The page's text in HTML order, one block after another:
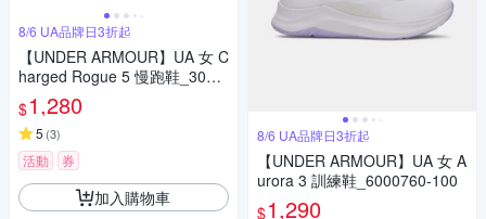
8/6 UA品牌日3折起
【UNDER ARMOUR】UA 女 C
harged Rogue 5 慢跑鞋_3028
262-100
$1,280
5 (3)
活動 券
加入購物車
8/6 UA品牌日3折起
【UNDER ARMOUR】UA 女 A
urora 3 訓練鞋_6000760-100
$1,290